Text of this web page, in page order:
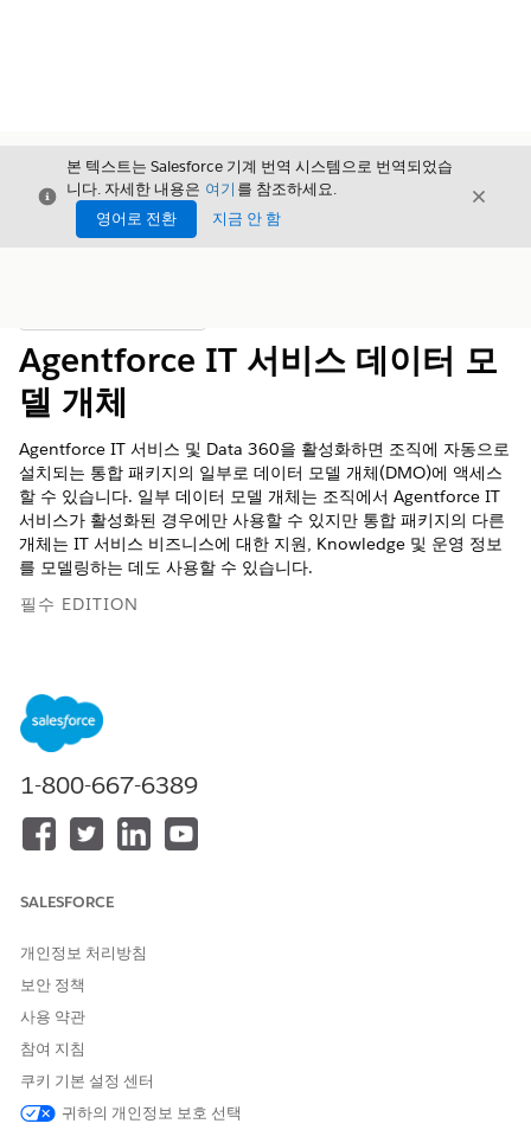
닫기
본 텍스트는 Salesforce 기계 번역 시스템으로 번역되었습
니다. 자세한 내용은 여기 를 참조하세요.
영어로 전환
지금 안 함
닫기
Agentforce IT 서비스 데이터 모
델 개체
Agentforce IT 서비스 및 Data 360을 활성화하면 조직에 자동으로
설치되는 통합 패키지의 일부로 데이터 모델 개체(DMO)에 액세스
할 수 있습니다. 일부 데이터 모델 개체는 조직에서 Agentforce IT
서비스가 활성화된 경우에만 사용할 수 있지만 통합 패키지의 다른
개체는 IT 서비스 비즈니스에 대한 지원, Knowledge 및 운영 정보
를 모델링하는 데도 사용할 수 있습니다.
필수 EDITION
지원 제품: Agentforce IT 서비스가 포함된
Performance
DMO에 대해 자세히 알아보려면
Data Cloud의 데이터 모델 탭으로 이동하여 통합 패키지의 일부로
액세스할 수 있는 모든 개체를 확인합니다.
1-800-667-6389
SALESFORCE
개인정보 처리방침
보안 정책
사용 약관
참여 지침
쿠키 기본 설정 센터
귀하의 개인정보 보호 선택